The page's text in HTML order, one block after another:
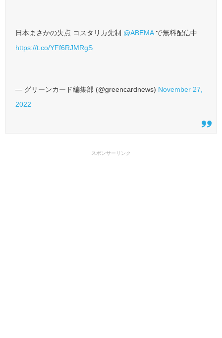
日本まさかの失点 コスタリカ先制 @ABEMAで無料配信中
https://t.co/YFf6RJMRgS
— グリーンカード編集部 (@greencardnews) November 27,
2022
スポンサーリンク